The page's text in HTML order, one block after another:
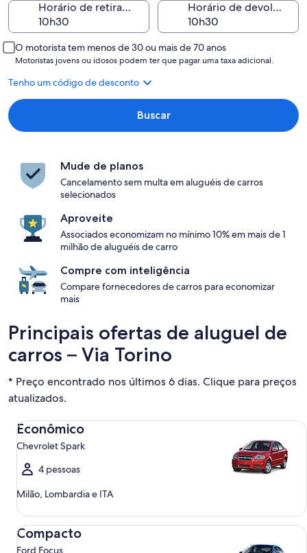
Horário de retirada
Horário de devolução
O motorista tem menos de 30 ou mais de 70 anos
Motoristas jovens ou idosos podem ter que pagar uma taxa adicional.
Tenho um código de desconto
Buscar
Mude de planos
Cancelamento sem multa em aluguéis de carros
selecionados
Aproveite
Associados economizam no mínimo 10% em mais de 1
milhão de aluguéis de carro
Compre com inteligência
Compare fornecedores de carros para economizar
mais
Principais ofertas de aluguel de
carros – Via Torino
* Preço encontrado nos últimos 6 dias. Clique para preços
atualizados.
Econômico
Chevrolet Spark
4 pessoas
Milão, Lombardia e ITA
Econômico Chevrolet Spark
Compacto
Ford Focus
Compacto Ford Focus